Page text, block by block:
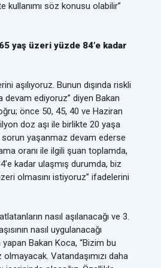
kullanımı söz konusu olabilir”
65 yaş üzeri yüzde 84’e kadar
aşılıyoruz. Bunun dışında riskli
devam ediyoruz” diyen Bakan
önce 50, 45, 40 ve Haziran
doz aşı ile birlikte 20 yaşa
yaşanmaz devam ederse
oranı ile ilgili şuan toplamda,
kadar ulaşmış durumda, biz
olmasını istiyoruz” ifadelerini
nasıl aşılanacağı ve 3.
nasıl uygulanacağı
Bakan Koca, “Bizim bu
Vatandaşımızı daha